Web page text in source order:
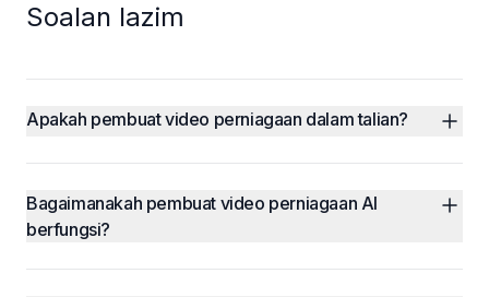
Soalan lazim
Apakah pembuat video perniagaan dalam talian?
Bagaimanakah pembuat video perniagaan AI
berfungsi?